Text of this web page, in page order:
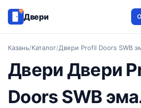
Двери
Казань/Каталог/Двери Profil Doors SWB
Двери Двери
Doors SWB